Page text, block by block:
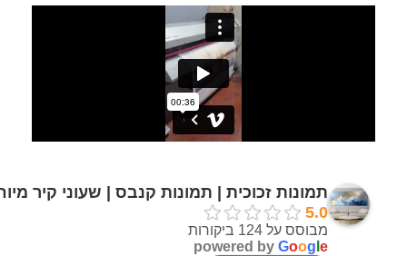
תמונות זכוכית | תמונות קנבס | שעוני קיר
5.0
מבוסס על 124 ביקורות
powered by Goog e